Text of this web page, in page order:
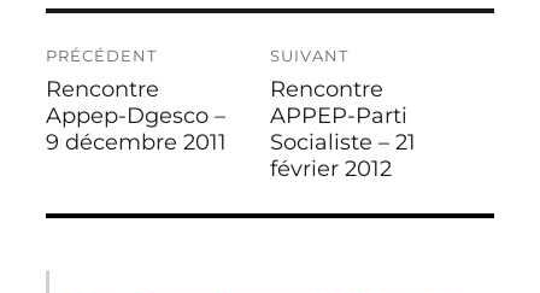
PRÉCÉDENT
Rencontre
Appep-Dgesco –
9 décembre 2011
SUIVANT
Rencontre
APPEP-Parti
Socialiste – 21
février 2012